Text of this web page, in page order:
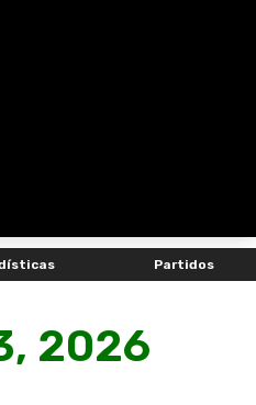
Partidos
2026